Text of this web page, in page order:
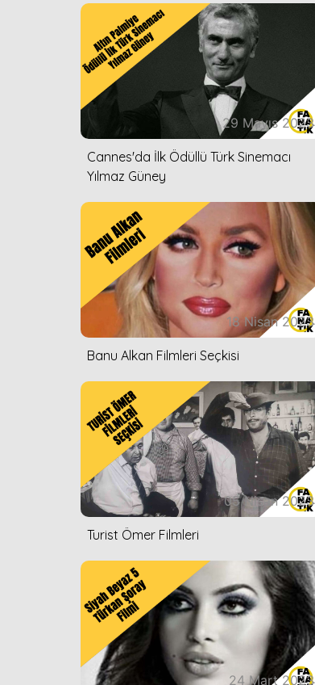
29 Mayıs 2023
Cannes'da İlk Ödüllü Türk Sinemacı
Yılmaz Güney
18 Nisan 2023
Banu Alkan Filmleri Seçkisi
05 Nisan 2023
Turist Ömer Filmleri
24 Mart 2023